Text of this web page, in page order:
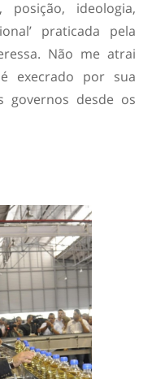
posição, ideologia,
praticada pela
Não me atrai
execrado por sua
governos desde os